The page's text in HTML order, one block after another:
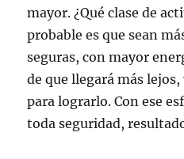
mayor. ¿Qué clase de
probable es que sean
seguras, con mayor
de que llegará más
para lograrlo. Con ese
toda seguridad,